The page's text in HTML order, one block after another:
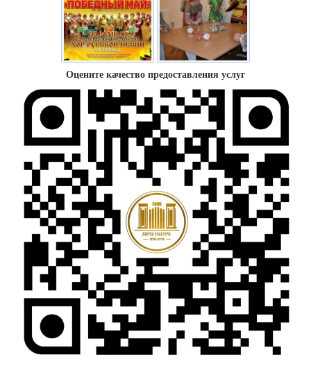
Оцените качество предоставления услуг